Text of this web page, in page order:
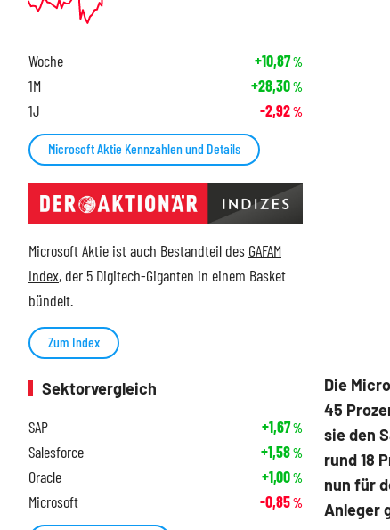
Die
45
sie den
rund 18
nun für
Anleger
Woche +10,87%
1M +28,30%
1J -2,92%
Microsoft Aktie Kennzahlen und Details
Microsoft Aktie ist auch Bestandteil des GAFAM
Index, der 5 Digitech-Giganten in einem Basket
bündelt.
Zum Index
Sektorvergleich
SAP
+1,67%
Salesforce +1,58%
Oracle +1,00%
Microsoft -0,85%